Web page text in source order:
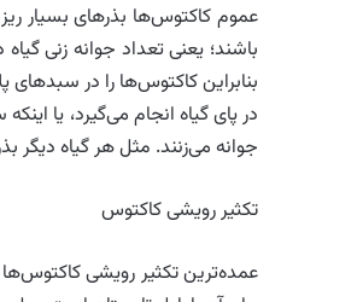
عموم کاکتوس‌ها بذرهای بسیار
باشند؛ یعنی تعداد جوانه زنی
بنابراین کاکتوس‌ها را در
در پای گیاه انجام می‌گیرد، یا
جوانه می‌زنند. مثل هر گیاه دیگر
تکثیر رویشی کاکتوس